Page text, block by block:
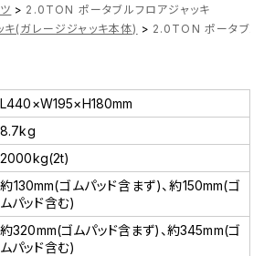
> 2.0TON ポータブルフロアジャッキ
キ(ガレージジャッキ本体) > 2.0TON ポータブル
L440×W195×H180mm
8.7kg
2000kg(2t)
約130mm(ゴムパッド含まず)、約150mm(ゴ
ムパッド含む)
約320mm(ゴムパッド含まず)、約345mm(ゴ
ムパッド含む)